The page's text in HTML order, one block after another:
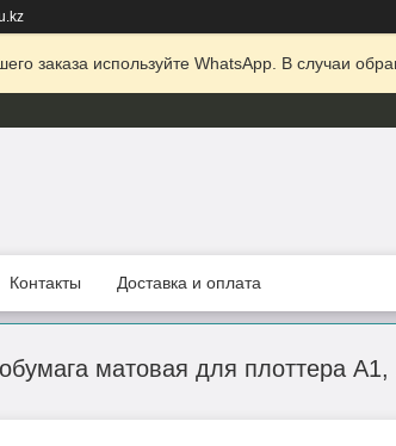
заказа используйте WhatsApp. В случаи
Контакты Доставка и оплата
матовая для плоттера